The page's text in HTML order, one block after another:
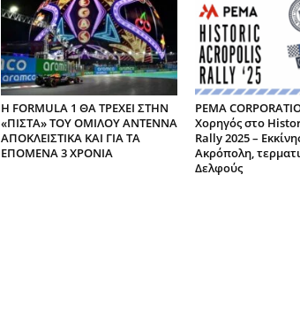
Η FORMULA 1 ΘΑ ΤΡΕΧΕΙ ΣΤΗΝ
«ΠΙΣΤΑ» ΤΟΥ ΟΜΙΛΟΥ ΑΝΤΕΝΝΑ
ΑΠΟΚΛΕΙΣΤΙΚΑ ΚΑΙ ΓΙΑ ΤΑ
ΕΠΟΜΕΝΑ 3 ΧΡΟΝΙΑ
PEMA
Χορηγός στο
Rally 2025 –
Ακρόπολη,
Δελφούς